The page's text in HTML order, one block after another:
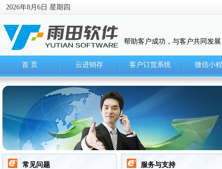
2026年8月6日 星期四
帮助客户成功，与客户共同发
首 页 云进销存 客户订货系统 微信小
常见问题 服务与支持